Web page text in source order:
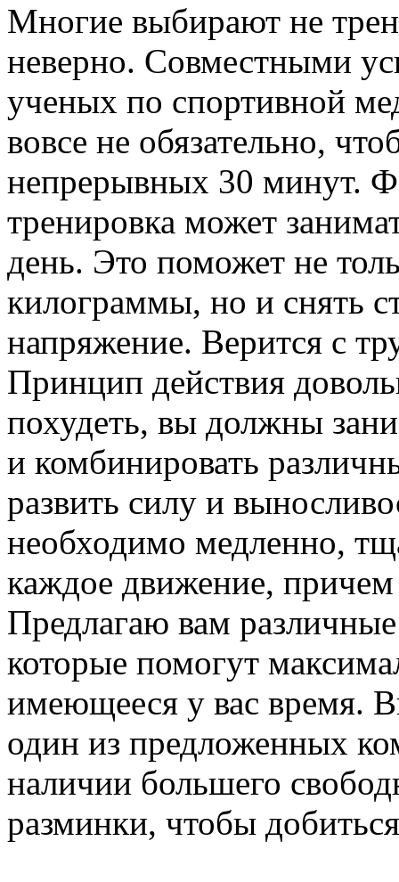
Многие выбирают не
неверно. Совместными
ученых по спортивной
вовсе не обязательно,
непрерывных 30 минут.
тренировка может
день. Это поможет не
килограммы, но и снять
напряжение. Верится с
Принцип действия
похудеть, вы должны
и комбинировать
развить силу и
необходимо медленно,
каждое движение, причем
Предлагаю вам
которые помогут
имеющееся у вас время.
один из предложенных
наличии большего
разминки, чтобы